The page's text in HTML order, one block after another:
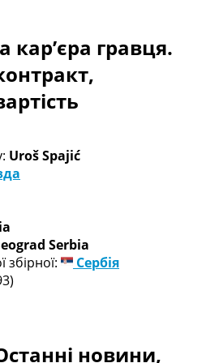
Ліга
Ліга
Турнирні таблиці
Чемпіонів
УЄФА
кар’єра гравця.
Uroš Spajić
Serbia
збірної:
Сербія
новини,